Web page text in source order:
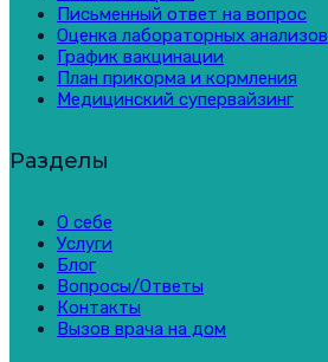
Письменный ответ на вопрос
Оценка лабораторных анализов
График вакцинации
План прикорма и кормления
Медицинский супервайзинг
Разделы
О себе
Услуги
Блог
Вопросы/Ответы
Контакты
Вызов врача на дом